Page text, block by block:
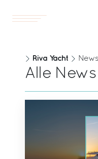
Riva Yacht
Alle